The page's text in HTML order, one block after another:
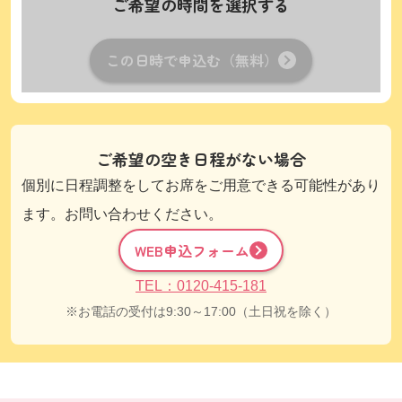
ご希望の時間を選択する
この日時で申込む（無料）
ご希望の空き日程がない場合
個別に日程調整をしてお席をご用意できる可能性があり
ます。お問い合わせください。
WEB申込フォーム
TEL：0120-415-181
お電話の受付は9:30～17:00（土日祝を除く）